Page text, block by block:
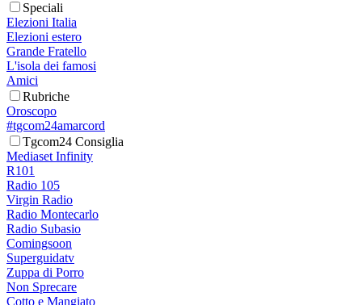
Speciali
Elezioni Italia
Elezioni estero
Grande Fratello
L'isola dei famosi
Amici
Rubriche
Oroscopo
#tgcom24amarcord
Tgcom24 Consiglia
Mediaset Infinity
R101
Radio 105
Virgin Radio
Radio Montecarlo
Radio Subasio
Comingsoon
Superguidatv
Zuppa di Porro
Non Sprecare
Cotto e Mangiato